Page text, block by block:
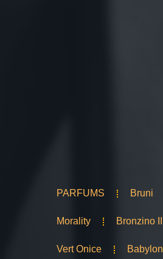
PARFUMS Bruni
Morality Bronzino II
Vert Onice Babylon